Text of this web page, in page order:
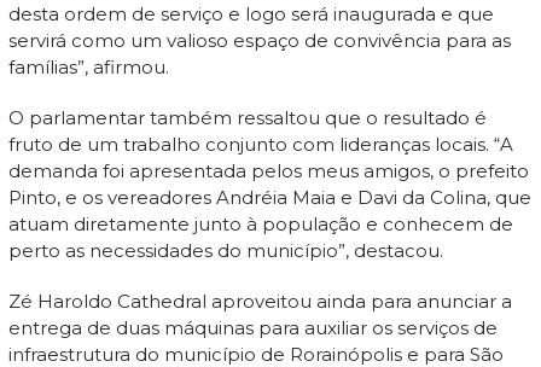
desta ordem de serviço e logo será inaugurada e que
servirá como um valioso espaço de convivência para as
famílias”, afirmou.
O parlamentar também ressaltou que o resultado é
fruto de um trabalho conjunto com lideranças locais. “A
demanda foi apresentada pelos meus amigos, o prefeito
Pinto, e os vereadores Andréia Maia e Davi da Colina, que
atuam diretamente junto à população e conhecem de
perto as necessidades do município”, destacou.
Zé Haroldo Cathedral aproveitou ainda para anunciar a
entrega de duas máquinas para auxiliar os serviços de
infraestrutura do município de Rorainópolis e para São